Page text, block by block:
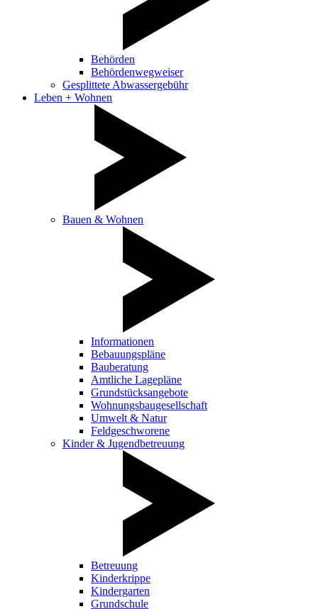
Behörden
Behördenwegweiser
Gesplittete Abwassergebühr
Leben + Wohnen
Bauen & Wohnen
Informationen
Bebauungspläne
Bauberatung
Amtliche Lagepläne
Grundstücksangebote
Wohnungsbaugesellschaft
Umwelt & Natur
Feldgeschworene
Kinder & Jugendbetreuung
Betreuung
Kinderkrippe
Kindergarten
Grundschule